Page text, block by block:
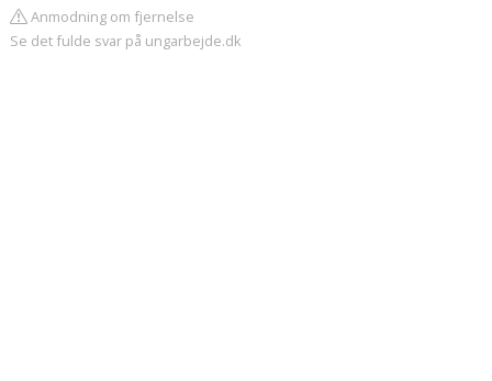
Anmodning om fjernelse
Se det fulde svar på ungarbejde.dk